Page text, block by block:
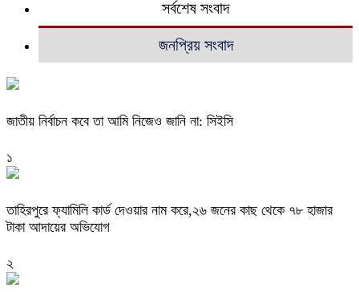
সর্বশেষ সংবাদ
জনপ্রিয় সংবাদ
জাতীয় নির্বাচন কবে তা আমি নিজেও জানি না: সিইসি
১
তাহিরপুরে ফ্যামিলি কার্ড দেওয়ার নাম করে,২৬ জনের কাছ থেকে ৭৮ হাজার
টাকা আদায়ের অভিযোগ
২